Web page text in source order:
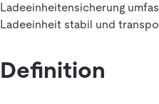
Ladeeinheitensicherung
Ladeeinheit stabil und
Definition